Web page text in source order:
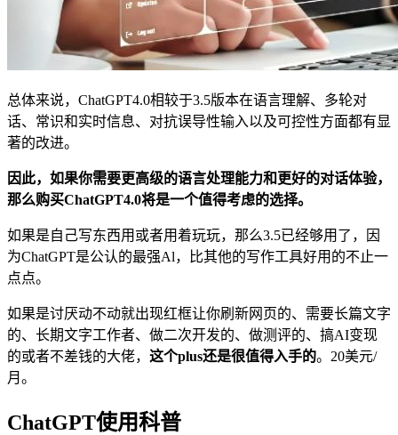
总体来说，ChatGPT4.0相较于3.5版本在语言理解、多轮对
话、常识和实时信息、对抗误导性输入以及可控性方面都有显
著的改进。
因此，如果你需要更高级的语言处理能力和更好的对话体验，
那么购买ChatGPT4.0将是一个值得考虑的选择。
如果是自己写东西用或者用着玩玩，那么3.5已经够用了，因
为ChatGPT是公认的最强Al，比其他的写作工具好用的不止一
点点。
如果是讨厌动不动就出现红框让你刷新网页的、需要长篇文字
的、长期文字工作者、做二次开发的、做测评的、搞AI变现
的或者不差钱的大佬， 这个plus还是很值得入手的。20美元/
月。
ChatGPT使用科普